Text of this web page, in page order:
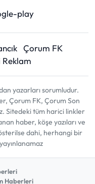
Çorum FK
Reklam
yazarları sorumludur.
Çorum FK, Çorum Son
Sitedeki tüm harici linkler
haber, köşe yazıları ve
dahi, herhangi bir
Haberleri